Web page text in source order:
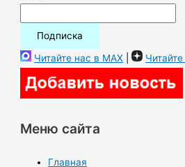
Читайте нас в MAX |
Меню сайта
Главная